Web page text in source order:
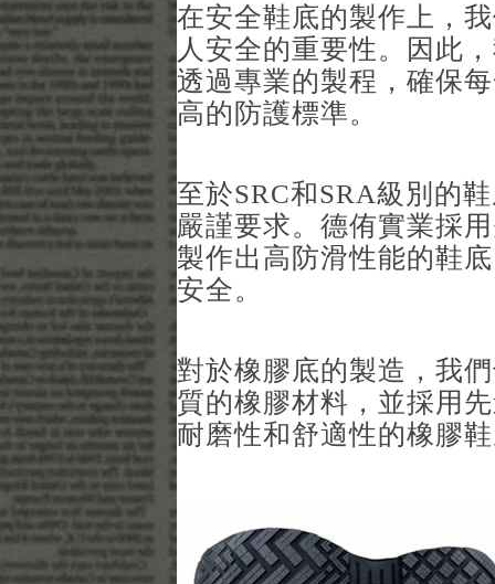
在安全鞋底的製作上，
人安全的重要性。因此
透過專業的製程，確保
高的防護標準。
至於SRC和SRA級別的
嚴謹要求。德侑實業採
製作出高防滑性能的鞋
安全。
對於橡膠底的製造，我
質的橡膠材料，並採用
耐磨性和舒適性的橡膠